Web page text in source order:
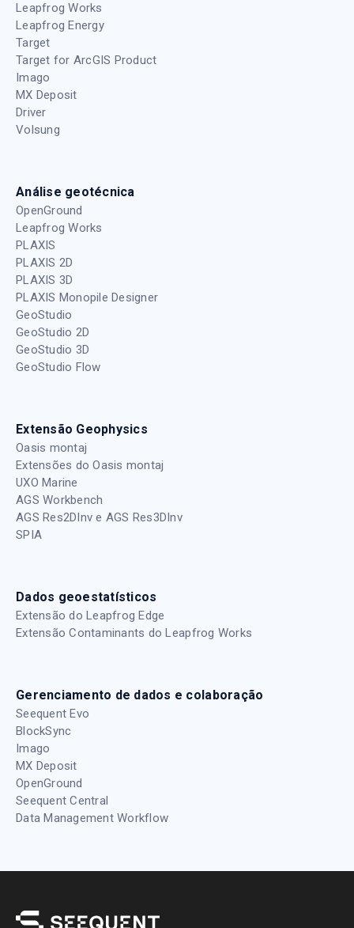
Leapfrog Works
Leapfrog Energy
Target
Target for ArcGIS Product
Imago
MX Deposit
Driver
Volsung
Análise geotécnica
OpenGround
Leapfrog Works
PLAXIS
PLAXIS 2D
PLAXIS 3D
PLAXIS Monopile Designer
GeoStudio
GeoStudio 2D
GeoStudio 3D
GeoStudio Flow
Extensão Geophysics
Oasis montaj
Extensões do Oasis montaj
UXO Marine
AGS Workbench
AGS Res2DInv e AGS Res3DInv
SPIA
Dados geoestatísticos
Extensão do Leapfrog Edge
Extensão Contaminants do Leapfrog Works
Gerenciamento de dados e colaboração
Seequent Evo
BlockSync
Imago
MX Deposit
OpenGround
Seequent Central
Data Management Workflow